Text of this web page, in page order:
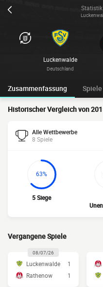
Luckenwalde
Deutschland
Zusammenfassung Spiele
Historischer Vergleich von
Alle Wettbewerbe
8 Spiele
63%
5 Siege
Vergangene Spiele
08/07/26
Luckenwalde
1
Rathenow
1